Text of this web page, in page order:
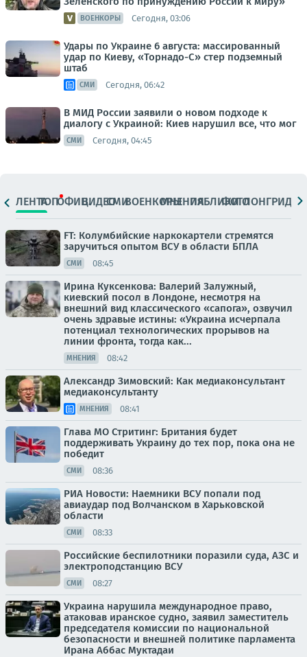
ВОЕНКОРЫ Сегодня, 03:06
Удары по Украине 6 августа: массированный
удар по Киеву, «Торнадо-С» стер подземный
штаб
СМИ Сегодня, 06:42
В МИД России заявили о новом подходе к
диалогу с Украиной: Киев нарушил все, что мог
СМИ Сегодня, 04:45
ЛЕНТАТОПОФИЦ.ВИДЕОСМИВОЕНКОРЫМНЕНИЯПАБЛИКИ
ФОТОЛОНГРИДЫ
FT: Колумбийские наркокартели стремятся
заручиться опытом ВСУ в области БПЛА
СМИ 08:45
Ирина Куксенкова: Валерий Залужный,
киевский посол в Лондоне, несмотря на
внешний вид классического «сапога», озвучил
очень здравые истины: «Украина исчерпала
потенциал технологических прорывов на
линии фронта, тогда как...
МНЕНИЯ 08:42
Александр Зимовский: Как медиаконсультант
медиаконсультанту
МНЕНИЯ 08:41
Глава МО Стритинг: Британия будет
поддерживать Украину до тех пор, пока она не
победит
СМИ 08:36
РИА Новости: Наемники ВСУ попали под
авиаудар под Волчанском в Харьковской
области
СМИ 08:33
Российские беспилотники поразили суда, АЗС и
электроподстанцию ВСУ
СМИ 08:27
Украина нарушила международное право,
атаковав иранское судно, заявил заместитель
председателя комиссии по национальной
безопасности и внешней политике парламента
Ирана Аббас Муктадаи